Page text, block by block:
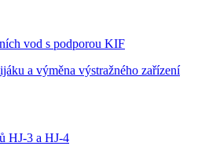
vod s podporou KIF
a výměna výstražného zařízení
HJ-3 a HJ-4